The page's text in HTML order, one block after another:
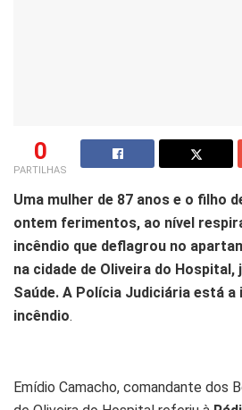
0
PARTILHAS
Uma mulher de 87 anos e o filho
ontem ferimentos, ao nível
incêndio que deflagrou no
na cidade de Oliveira do
Saúde. A Polícia Judiciária está a
incêndio.
Emídio Camacho, comandante dos